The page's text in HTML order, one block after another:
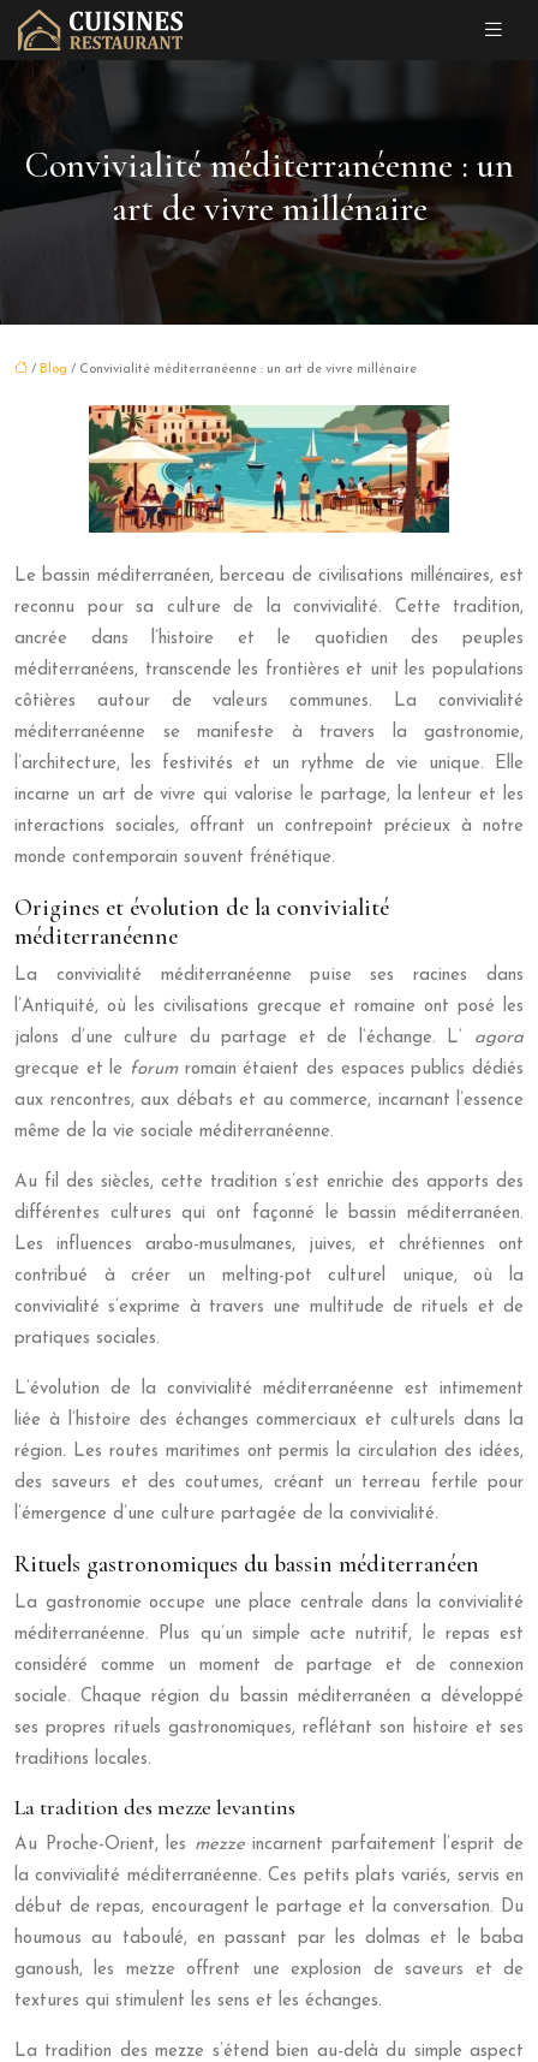
Convivialité méditerranéenne : un
art de vivre millénaire
/ Blog / Convivialité méditerranéenne : un art de vivre millénaire
Le bassin méditerranéen, berceau de civilisations millénaires, est
reconnu pour sa culture de la convivialité. Cette tradition,
ancrée dans l’histoire et le quotidien des peuples
méditerranéens, transcende les frontières et unit les populations
côtières autour de valeurs communes. La convivialité
méditerranéenne se manifeste à travers la gastronomie,
l’architecture, les festivités et un rythme de vie unique. Elle
incarne un art de vivre qui valorise le partage, la lenteur et les
interactions sociales, offrant un contrepoint précieux à notre
monde contemporain souvent frénétique.
Origines et évolution de la convivialité
méditerranéenne
La convivialité méditerranéenne puise ses racines dans
l’Antiquité, où les civilisations grecque et romaine ont posé les
jalons d’une culture du partage et de l’échange. L’ agora
grecque et le forum romain étaient des espaces publics dédiés
aux rencontres, aux débats et au commerce, incarnant l’essence
même de la vie sociale méditerranéenne.
Au fil des siècles, cette tradition s’est enrichie des apports des
différentes cultures qui ont façonné le bassin méditerranéen.
Les influences arabo-musulmanes, juives, et chrétiennes ont
contribué à créer un melting-pot culturel unique, où la
convivialité s’exprime à travers une multitude de rituels et de
pratiques sociales.
L’évolution de la convivialité méditerranéenne est intimement
liée à l’histoire des échanges commerciaux et culturels dans la
région. Les routes maritimes ont permis la circulation des idées,
des saveurs et des coutumes, créant un terreau fertile pour
l’émergence d’une culture partagée de la convivialité.
Rituels gastronomiques du bassin méditerranéen
La gastronomie occupe une place centrale dans la convivialité
méditerranéenne. Plus qu’un simple acte nutritif, le repas est
considéré comme un moment de partage et de connexion
sociale. Chaque région du bassin méditerranéen a développé
ses propres rituels gastronomiques, reflétant son histoire et ses
traditions locales.
La tradition des mezze levantins
Au Proche-Orient, les mezzeincarnent parfaitement l’esprit de
la convivialité méditerranéenne. Ces petits plats variés, servis en
début de repas, encouragent le partage et la conversation. Du
houmous au taboulé, en passant par les dolmas et le baba
ganoush, les mezze offrent une explosion de saveurs et de
textures qui stimulent les sens et les échanges.
La tradition des mezze s’étend bien au-delà du simple aspect